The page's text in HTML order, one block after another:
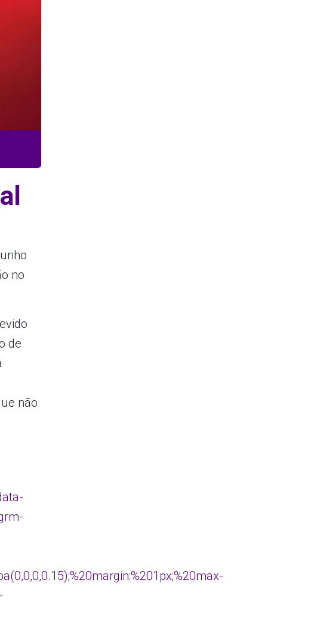
no
de
não